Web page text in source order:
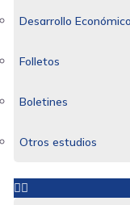
Desarrollo
Folletos
Boletines
Otros estudios